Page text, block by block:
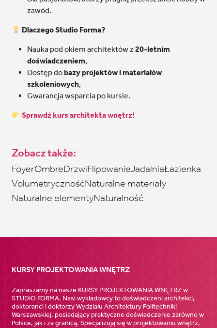
zawód.
Dlaczego Studio Forma?
Nauka pod okiem architektów z 20-letnim
doświadczeniem,
Dostęp dobazy projektów i materiałów
szkoleniowych,
Gwarancja wsparcia po kursie.
Sprawdź kurs architekta wnętrz!
Zobacz także:
FoyerOmbreDrzwiFlipowanieJadalniaŁazienka
VolumetrycznośćNaturalne materiały
Naturalne elementyNaturalność
KURSY PROJEKTOWANIA WNĘTRZ
Zapraszamy na nasze KURSY PROJEKTOWANIA WNĘTRZ w
STUDIO FORMA. Nasi wykładowcy to doświadczeni architekci,
doktoranci i doktorzy Wydziału Architektury Politechniki
Warszawskiej, posiadający praktyczne doświadczenie zarówno w
Polsce, jak i za granicą. Specjalizują się w projektowaniu wnętrz,